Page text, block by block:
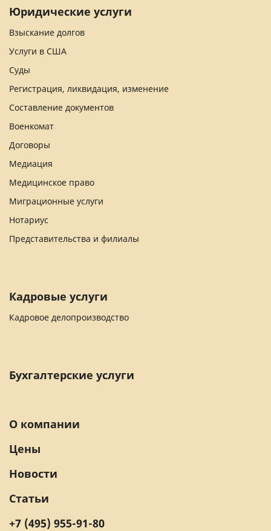
Юридические услуги
Взыскание долгов
Услуги в США
Суды
Регистрация, ликвидация, изменение
Составление документов
Военкомат
Договоры
Медиация
Медицинское право
Миграционные услуги
Нотариус
Представительства и филиалы
Кадровые услуги
Кадровое делопроизводство
Бухгалтерские услуги
+7 (495) 955-91-80
О компании
Цены
Новости
Статьи